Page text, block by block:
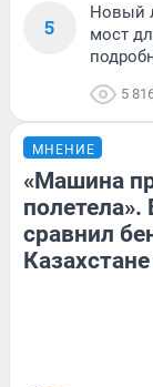
5
Новый
мост
5
МНЕНИЕ
«Машина
полетела».
сравнил